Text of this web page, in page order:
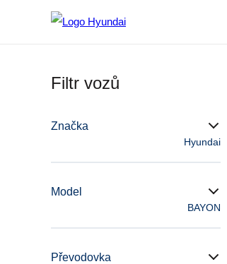
Filtr vozů
Značka
Hyundai
Model
BAYON
Převodovka